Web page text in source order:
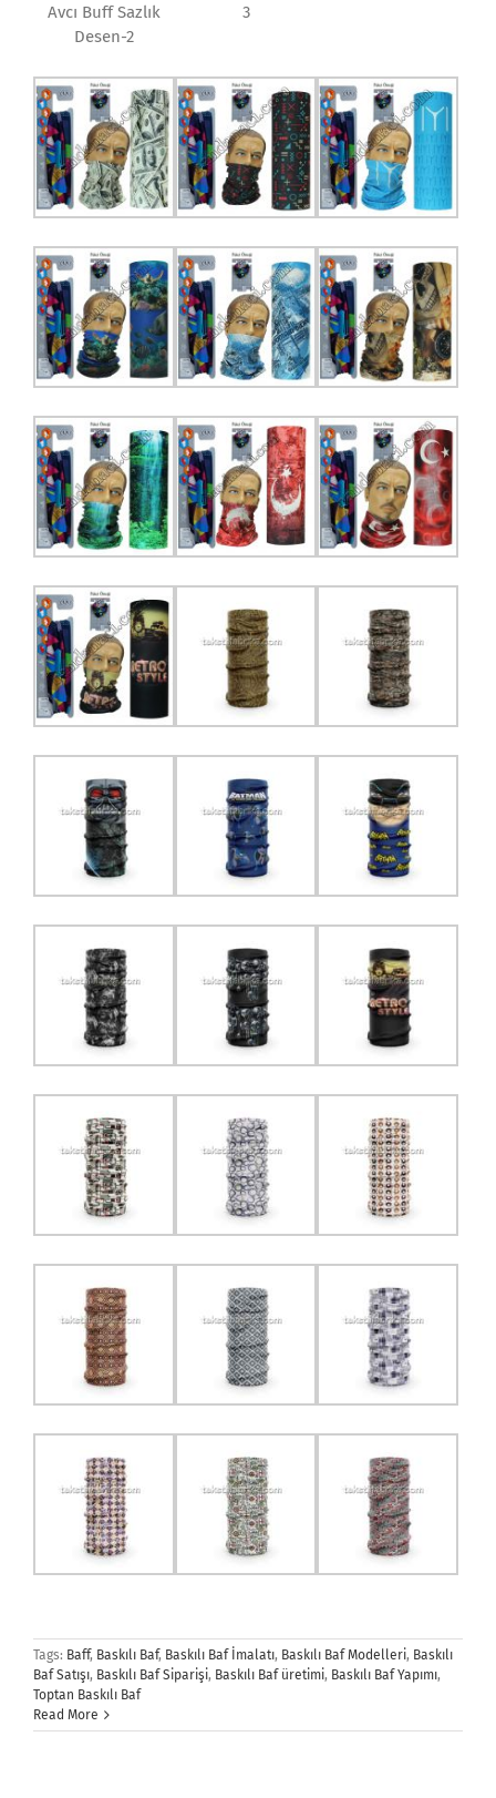
Avcı Buff Sazlık
Desen-2
3
Tags: Baff, Baskılı Baf, Baskılı Baf İmalatı, Baskılı Baf Modelleri, Baskılı
Baf Satışı, Baskılı Baf Siparişi, Baskılı Baf üretimi, Baskılı Baf Yapımı,
Toptan Baskılı Baf
Read More